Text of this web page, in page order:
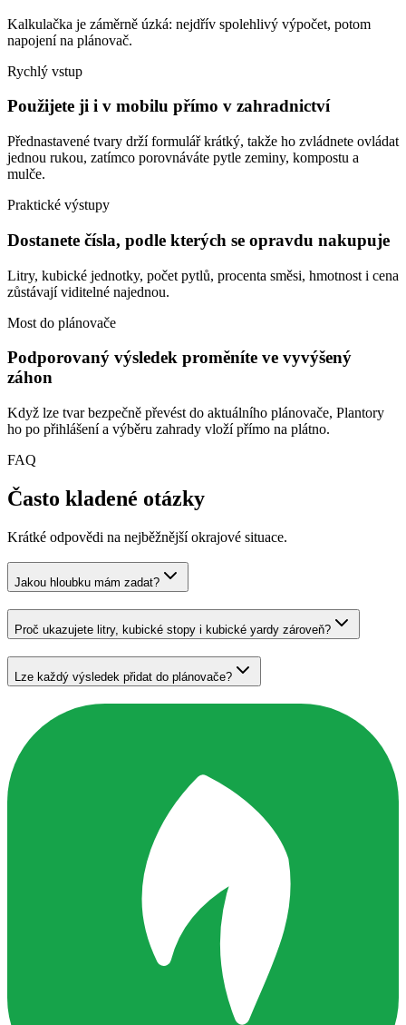
Kalkulačka je záměrně úzká: nejdřív spolehlivý výpočet, potom
napojení na plánovač.
Rychlý vstup
Použijete ji i v mobilu přímo v zahradnictví
Přednastavené tvary drží formulář krátký, takže ho zvládnete ovládat
jednou rukou, zatímco porovnáváte pytle zeminy, kompostu a
mulče.
Praktické výstupy
Dostanete čísla, podle kterých se opravdu nakupuje
Litry, kubické jednotky, počet pytlů, procenta směsi, hmotnost i cena
zůstávají viditelné najednou.
Most do plánovače
Podporovaný výsledek proměníte ve vyvýšený
záhon
Když lze tvar bezpečně převést do aktuálního plánovače, Plantory
ho po přihlášení a výběru zahrady vloží přímo na plátno.
FAQ
Často kladené otázky
Krátké odpovědi na nejběžnější okrajové situace.
Jakou hloubku mám zadat?
Proč ukazujete litry, kubické stopy i kubické yardy zároveň?
Lze každý výsledek přidat do plánovače?